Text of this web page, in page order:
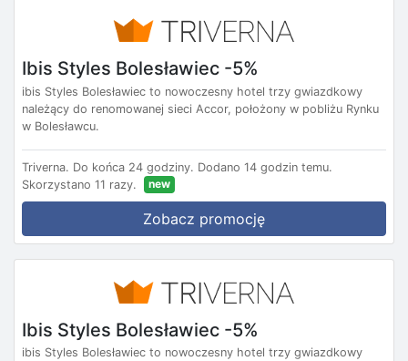
Ibis Styles Bolesławiec -5%
ibis Styles Bolesławiec to nowoczesny hotel trzy gwiazdkowy
należący do renomowanej sieci Accor, położony w pobliżu Rynku
w Bolesławcu.
Triverna. Do końca 24 godziny. Dodano 14 godzin temu.
Skorzystano 11 razy.
new
Zobacz promocję
Ibis Styles Bolesławiec -5%
ibis Styles Bolesławiec to nowoczesny hotel trzy gwiazdkowy